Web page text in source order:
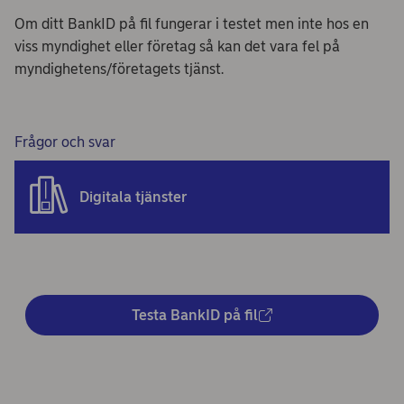
Om ditt BankID på fil fungerar i testet men inte hos en
viss myndighet eller företag så kan det vara fel på
myndighetens/företagets tjänst.
Frågor och svar
Digitala tjänster
Testa BankID på fil